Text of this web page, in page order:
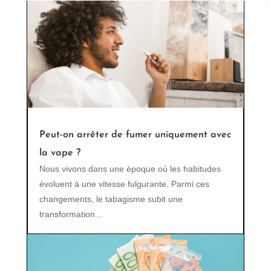
Peut-on arrêter de fumer uniquement avec
la vape ?
Nous vivons dans une époque où les habitudes
évoluent à une vitesse fulgurante. Parmi ces
changements, le tabagisme subit une
transformation...